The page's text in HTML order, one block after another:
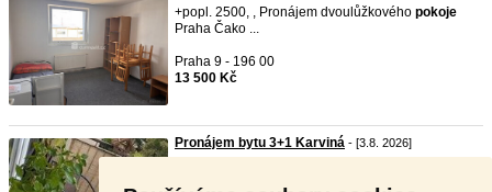
+popl. 2500, , Pronájem dvoulůžkového pokoje
Praha Čako ...
Praha 9 - 196 00
13 500 Kč
Pronájem bytu 3+1 Karviná - [3.8. 2026]